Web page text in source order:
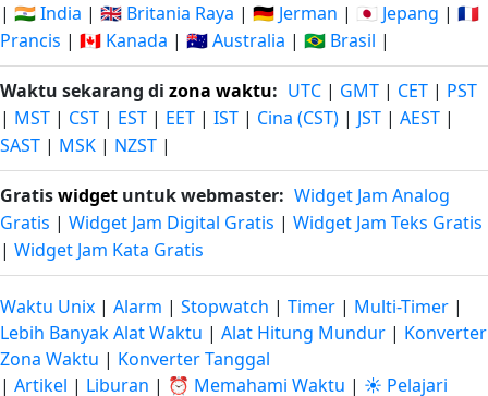
| 🇮🇳 India | 🇬🇧 Britania Raya | 🇩🇪 Jerman | 🇯🇵 Jepang | 🇫🇷
Prancis | 🇨🇦 Kanada | 🇦🇺 Australia | 🇧🇷 Brasil |
Waktu sekarang di zona waktu: UTC | GMT | CET | PST
| MST | CST | EST | EET | IST | Cina (CST) | JST | AEST |
SAST | MSK | NZST |
Gratiswidget untuk webmaster: Widget Jam Analog
Gratis | Widget Jam Digital Gratis | Widget Jam Teks Gratis
| Widget Jam Kata Gratis
Waktu Unix | Alarm | Stopwatch | Timer | Multi-Timer |
Lebih Banyak Alat Waktu | Alat Hitung Mundur | Konverter
Zona Waktu | Konverter Tanggal
| Artikel | Liburan | ⏰ Memahami Waktu | ☀️ Pelajari